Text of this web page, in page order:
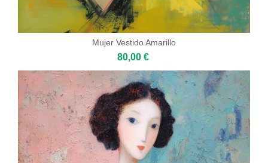
Mujer Vestido Amarillo
80,00 €